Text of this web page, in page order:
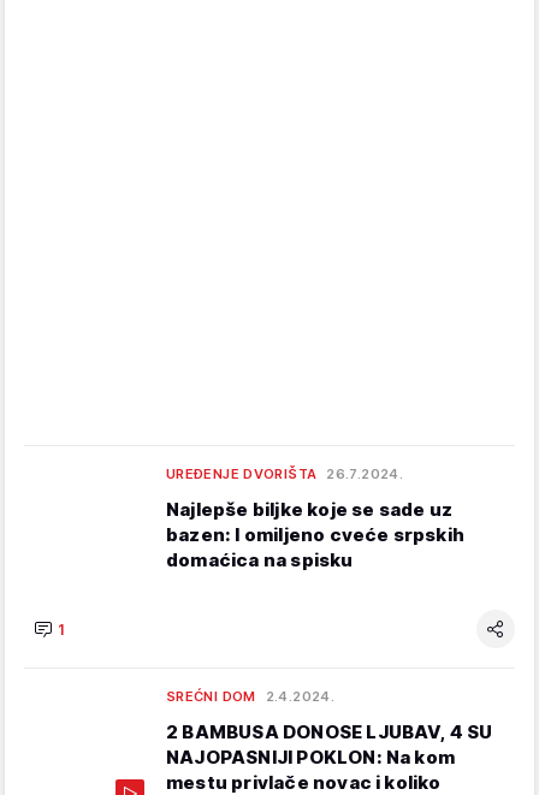
UREĐENJE DVORIŠTA 26.7.2024.
Najlepše biljke koje se sade uz
bazen: I omiljeno cveće srpskih
domaćica na spisku
1
SREĆNI DOM 2.4.2024.
2 BAMBUSA DONOSE LJUBAV, 4 SU
NAJOPASNIJI POKLON: Na kom
mestu privlače novac i koliko